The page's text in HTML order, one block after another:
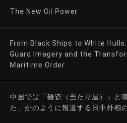
The New Oil Power
From Black Ships to White
Guard Imagery and the
Maritime Order
中国では「碰瓷（当たり屋）」と
た」かのように報道する日中外相